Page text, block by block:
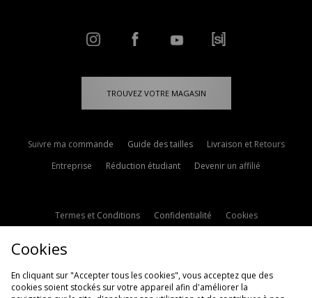
TROUVEZ VOTRE MAGASIN
Suivre ma commande Guide des tailles
Livraison et Retours
Entreprise
Réduction étudiant Devenir un affilié
Termes et Conditions Confidentialité
Cookies
Politique d'avis en ligne
Cookies
En cliquant sur "Accepter tous les cookies", vous acceptez que des
cookies soient stockés sur votre appareil afin d'améliorer la